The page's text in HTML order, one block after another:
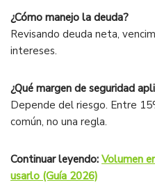
¿Cómo manejo la deuda?
Revisando deuda neta,
intereses.
¿Qué margen de seguridad
Depende del riesgo. Entre
común, no una regla.
Continuar leyendo: Volumen
usarlo (Guía 2026)